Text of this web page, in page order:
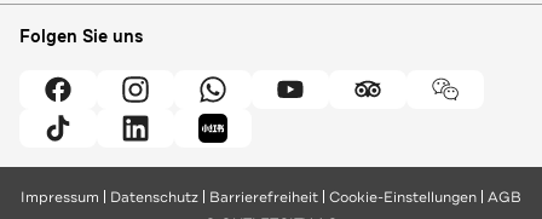
Folgen Sie uns
Impressum Datenschutz Barrierefreiheit Cookie-Einstellungen AGB